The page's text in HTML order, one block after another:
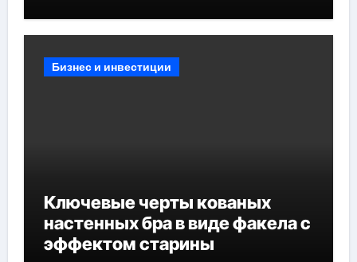
Бизнес и инвестиции
Ключевые черты кованых
настенных бра в виде факела с
эффектом старины